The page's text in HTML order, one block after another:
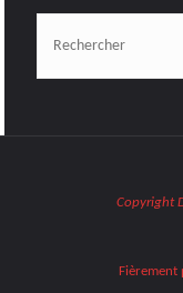
Copyright
Fièrement